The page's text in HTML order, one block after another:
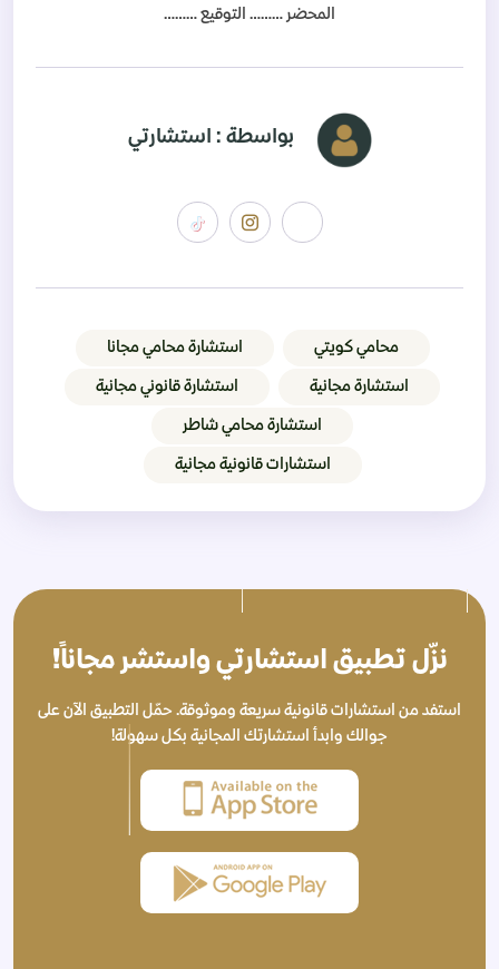
المحضر ……… التوقيع ………
بواسطة : استشارتي
محامي كويتي استشارة محامي مجانا
استشارة مجانية استشارة قانوني مجانية
استشارة محامي شاطر
استشارات قانونية مجانية
نزّل تطبيق استشارتي واستشر مجاناً!
استفد من استشارات قانونية سريعة وموثوقة. حمّل التطبيق الآن على
جوالك وابدأ استشارتك المجانية بكل سهولة!